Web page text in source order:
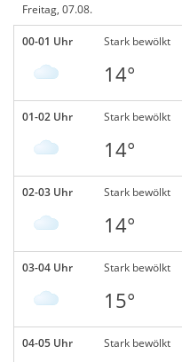
Freitag, 07.08.
00-01 Uhr Stark bewölkt
14°
01-02 Uhr Stark bewölkt
14°
02-03 Uhr Stark bewölkt
14°
03-04 Uhr Stark bewölkt
15°
04-05 Uhr
Stark bewölkt